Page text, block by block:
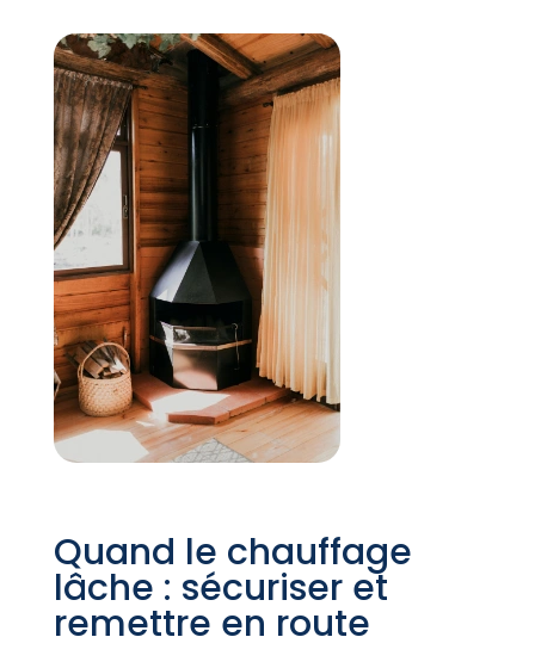
Quand le chauffage
lâche : sécuriser et
remettre en route